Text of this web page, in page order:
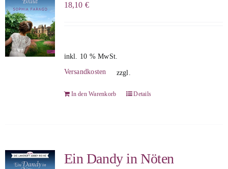
Sophia Rauchberg
Dr. Rauchberger
18,10 €
inkl. 10 % MwSt.
zzgl.
Versandkosten
In den Warenkorb Details
Ein Dandy in Nöten